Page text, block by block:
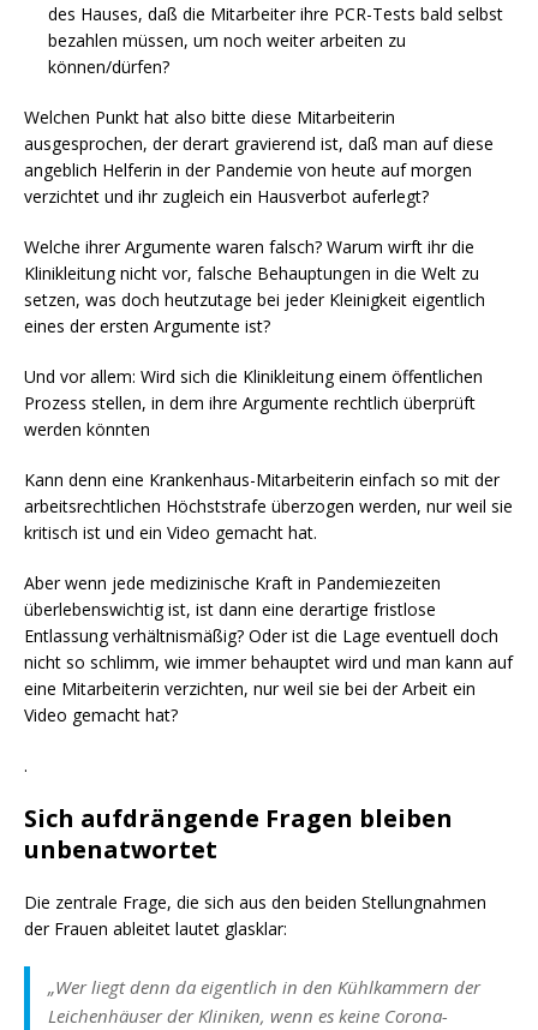
des Hauses, daß die Mitarbeiter ihre PCR-Tests bald selbst
bezahlen müssen, um noch weiter arbeiten zu
können/dürfen?
Welchen Punkt hat also bitte diese Mitarbeiterin
ausgesprochen, der derart gravierend ist, daß man auf diese
angeblich Helferin in der Pandemie von heute auf morgen
verzichtet und ihr zugleich ein Hausverbot auferlegt?
Welche ihrer Argumente waren falsch? Warum wirft ihr die
Klinikleitung nicht vor, falsche Behauptungen in die Welt zu
setzen, was doch heutzutage bei jeder Kleinigkeit eigentlich
eines der ersten Argumente ist?
Und vor allem: Wird sich die Klinikleitung einem öffentlichen
Prozess stellen, in dem ihre Argumente rechtlich überprüft
werden könnten
Kann denn eine Krankenhaus-Mitarbeiterin einfach so mit der
arbeitsrechtlichen Höchststrafe überzogen werden, nur weil sie
kritisch ist und ein Video gemacht hat.
Aber wenn jede medizinische Kraft in Pandemiezeiten
überlebenswichtig ist, ist dann eine derartige fristlose
Entlassung verhältnismäßig? Oder ist die Lage eventuell doch
nicht so schlimm, wie immer behauptet wird und man kann auf
eine Mitarbeiterin verzichten, nur weil sie bei der Arbeit ein
Video gemacht hat?
.
Sich aufdrängende Fragen bleiben
unbenatwortet
Die zentrale Frage, die sich aus den beiden Stellungnahmen
der Frauen ableitet lautet glasklar:
„Wer liegt denn da eigentlich in den Kühlkammern der
Leichenhäuser der Kliniken, wenn es keine Corona-